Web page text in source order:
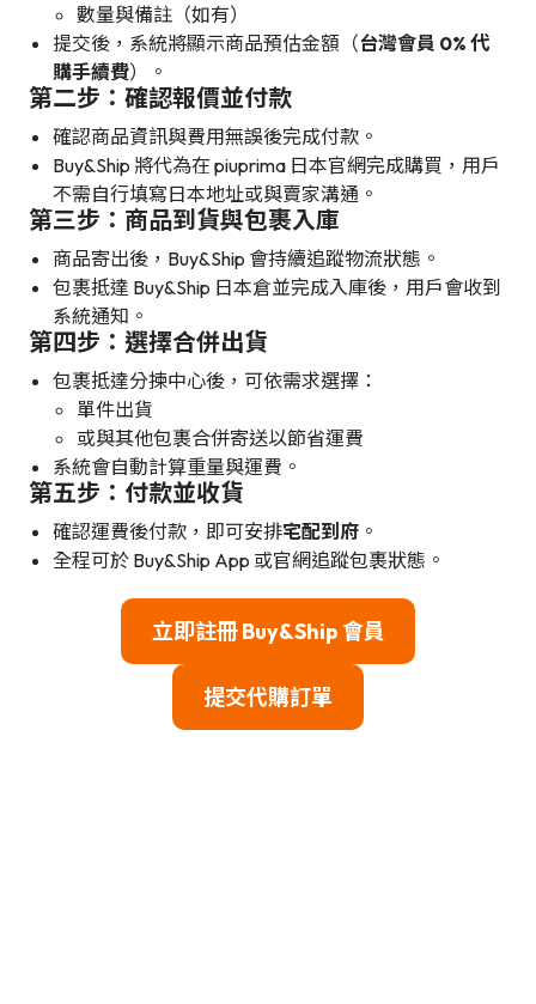
數量與備註（如有）
提交後，系統將顯示商品預估金額（台灣會員 0% 代
購手續費）。
第二步：確認報價並付款
確認商品資訊與費用無誤後完成付款。
Buy&Ship 將代為在 piuprima 日本官網完成購買，用戶
不需自行填寫日本地址或與賣家溝通。
第三步：商品到貨與包裹入庫
商品寄出後，Buy&Ship 會持續追蹤物流狀態。
包裹抵達 Buy&Ship 日本倉並完成入庫後，用戶會收到
系統通知。
第四步：選擇合併出貨
包裹抵達分揀中心後，可依需求選擇：
單件出貨
或與其他包裹合併寄送以節省運費
系統會自動計算重量與運費。
第五步：付款並收貨
確認運費後付款，即可安排宅配到府 。
全程可於 Buy&Ship App 或官網追蹤包裹狀態。
立即註冊 Buy&Ship 會員
提交代購訂單